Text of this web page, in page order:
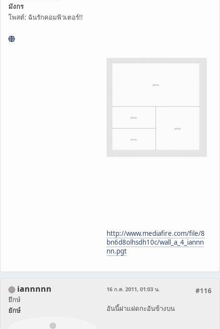
มังกร
โพสต์: ฉันรักคอมพิวเตอร์!!
http://www.mediafire.com/file/8
bn6d8olhsdh10c/wall_a_4_iannn
nn.pgt
iannnnn
ยึกษ์
ยักษ์
#116
16 ก.ค. 2011, 01:03 น.
อันนี้ฝาแฝดกะอันข้างบน